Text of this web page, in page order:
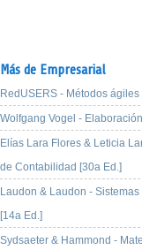
Más de Empresarial
RedUSERS - Métodos ágiles
Wolfgang Vogel -
Elías Lara Flores & Leticia
de Contabilidad [30a Ed.]
Laudon & Laudon -
[14a Ed.]
Sydsaeter & Hammond -